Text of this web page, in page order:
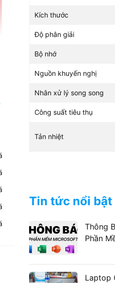
Kích thước
Độ phân giải
Bộ nhớ
Nguồn khuyến nghị
Nhân xử lý song song
Công suất tiêu thụ
Tản nhiệt
Tin tức nổi bật
Thông
Phần
Laptop